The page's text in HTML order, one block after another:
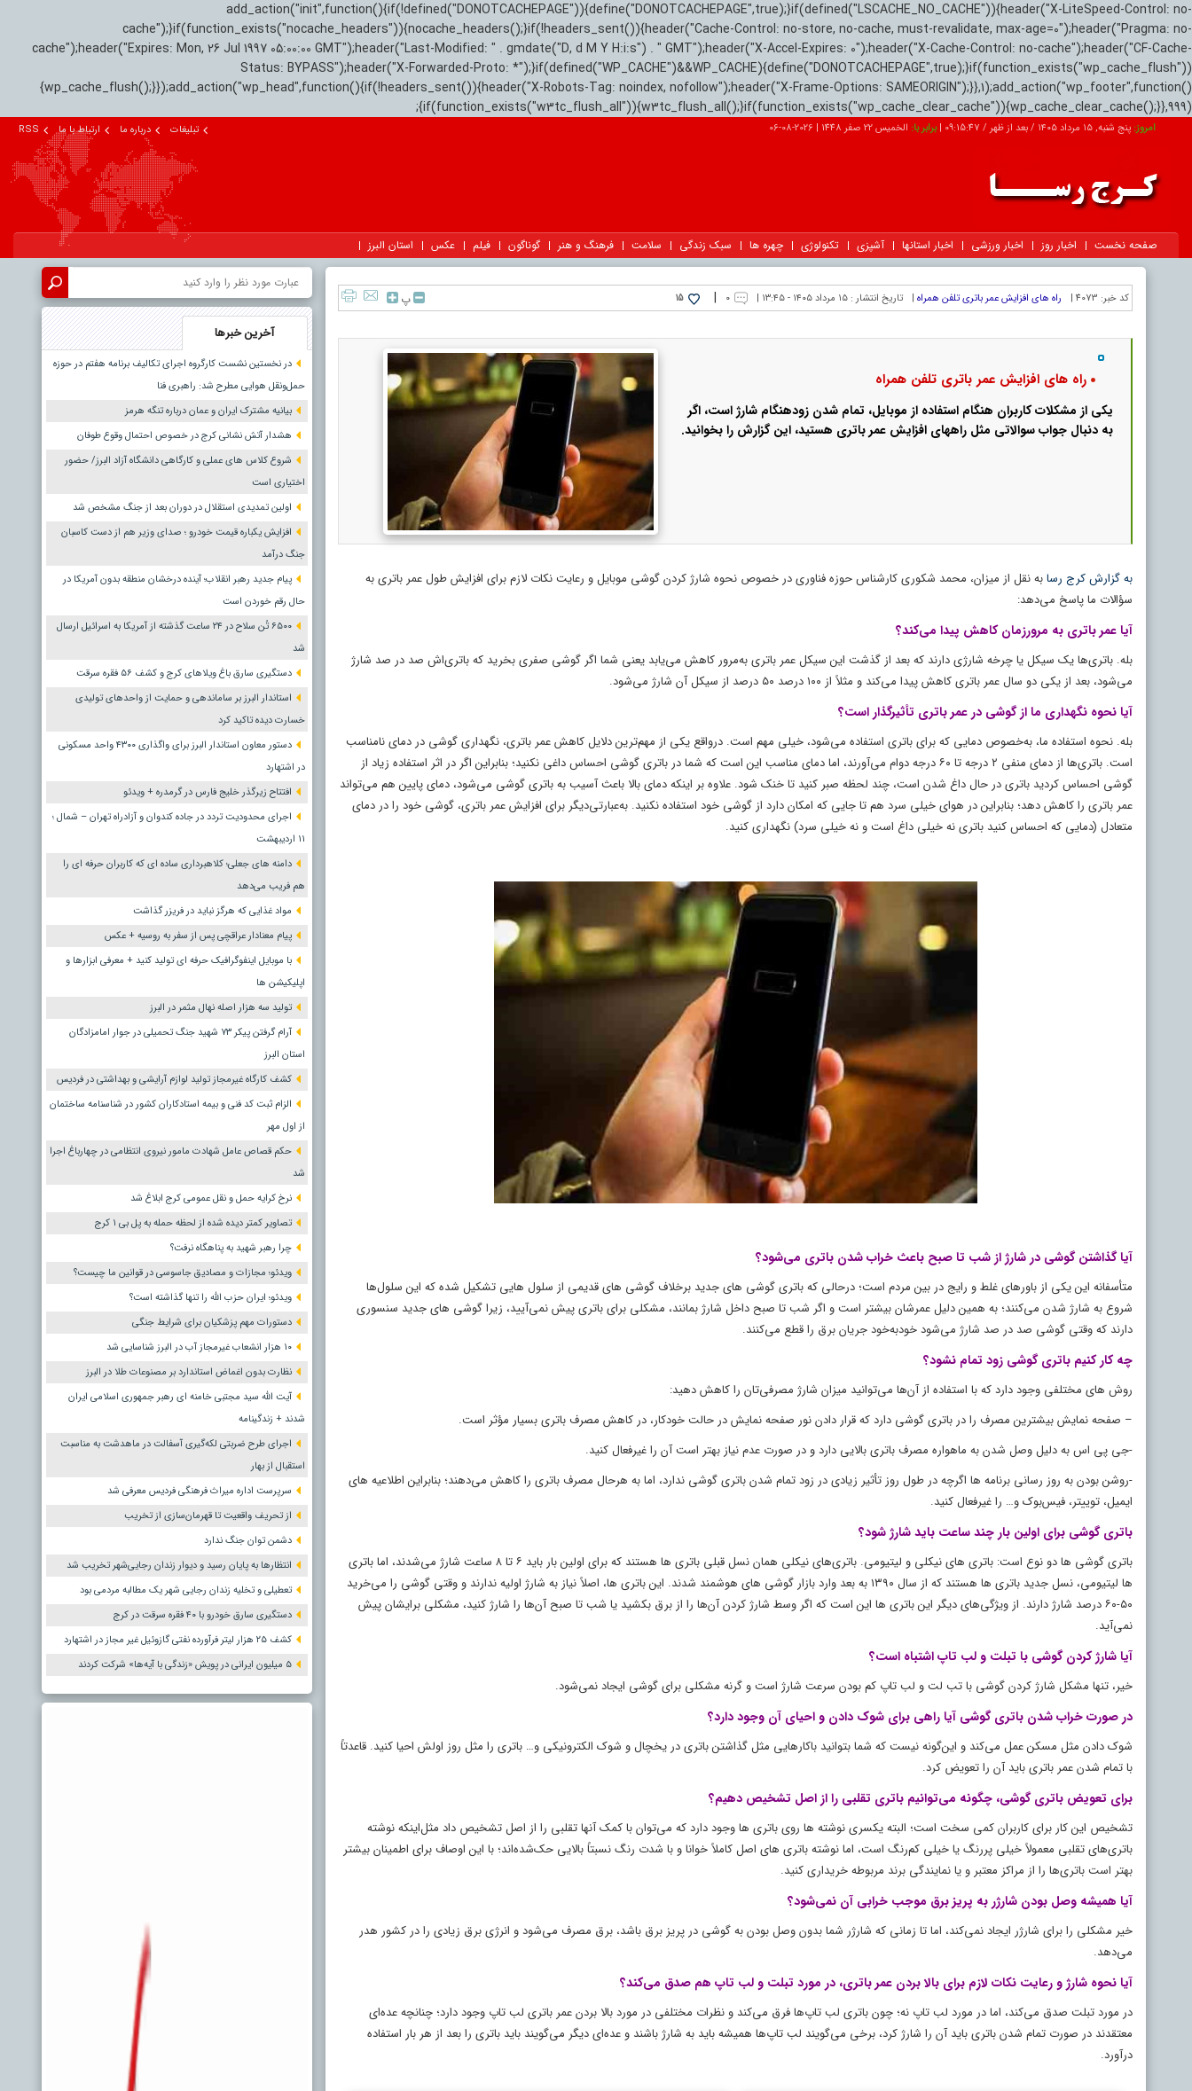
add_action("init",function(){if(!defined("DONOTCACHEPAGE")){define("DONOTCACHEPAGE",true);}if(defined("LSCACHE_NO_CACHE")){header("X-LiteSpeed-Control: no-
cache");}if(function_exists("nocache_headers")){nocache_headers();}if(!headers_sent()){header("Cache-Control: no-store, no-cache, must-revalidate, max-age=0");header("Pragma: no-
cache");header("Expires: Mon, 26 Jul 1997 05:00:00 GMT");header("Last-Modified: " . gmdate("D, d M Y H:i:s") . " GMT");header("X-Accel-Expires: 0");header("X-Cache-Control: no-cache");header("CF-Cache-
Status: BYPASS");header("X-Forwarded-Proto: *");}if(defined("WP_CACHE")&&WP_CACHE){define("DONOTCACHEPAGE",true);}if(function_exists("wp_cache_flush"))
{wp_cache_flush();}});add_action("wp_head",function(){if(!headers_sent()){header("X-Robots-Tag: noindex, nofollow");header("X-Frame-Options: SAMEORIGIN");}},1);add_action("wp_footer",function()
{if(function_exists("w3tc_flush_all")){w3tc_flush_all();}if(function_exists("wp_cache_clear_cache")){wp_cache_clear_cache();}},999);
امروز:پنج شنبه, ۱۵ مرداد ۱۴۰۵ / بعد از ظهر / 09:15:48
|برابر با: الخميس 22 صفر 1448 |
2026-08-06 تبلیغات درباره ما ارتباط با ما RSS
صفحه نخست اخبار روز اخبار ورزشی اخبار استانها آشپزی تکنولوژی چهره ها سبک زندگی سلامت فرهنگ و هنر گوناگون فیلم عکس استان البرز
کد خبر: 4073 | راه های افزایش عمر باتری تلفن همراه | تاریخ انتشار : ۱۵ مرداد ۱۴۰۵ - ۱۳:۴۵ | ۰ |
15 پ
راه های افزایش عمر باتری تلفن همراه
یکی از مشکلات کاربران هنگام استفاده از موبایل، تمام شدن زودهنگام شارژ است، اگر
به دنبال جواب سوالاتی مثل راههای افزایش عمر باتری هستید، این گزارش را بخوانید.
به گزارش کرج رسابه نقل از میزان، محمد شکوری کارشناس حوزه فناوری در خصوص نحوه شارژ کردن گوشی موبایل و رعایت نکات لازم برای افزایش طول عمر باتری به
سؤالات ما پاسخ می‌دهد:
آیا عمر باتری به‌ مرورزمان کاهش پیدا می‌کند؟
بله. باتری‌ها یک سیکل یا چرخه شارژی دارند که بعد از گذشت این سیکل عمر باتری به‌مرور کاهش می‌یابد یعنی شما اگر گوشی صفری بخرید که باتری‌اش صد در صد شارژ
می‌شود، بعد از یکی دو سال عمر باتری کاهش پیدا می‌کند و مثلاً از ۱۰۰ درصد ۵۰ درصد از سیکل آن شارژ می‌شود.
آیا نحوه نگهداری ما از گوشی در عمر باتری تأثیرگذار است؟
بله. نحوه استفاده ما، به‌خصوص دمایی که برای باتری استفاده می‌شود، خیلی مهم است. درواقع یکی از مهم‌ترین دلایل کاهش عمر باتری، نگهداری گوشی در دمای نامناسب
است. باتری‌ها از دمای منفی ۲ درجه تا ۶۰ درجه دوام می‌آورند، اما دمای مناسب این است که شما در باتری گوشی احساس داغی نکنید؛ بنابراین اگر در اثر استفاده زیاد از
گوشی احساس کردید باتری در حال داغ شدن است، چند لحظه صبر کنید تا خنک شود. علاوه بر اینکه دمای بالا باعث آسیب به باتری گوشی می‌شود، دمای پایین هم می‌تواند
عمر باتری را کاهش دهد؛ بنابراین در هوای خیلی سرد هم تا جایی که امکان دارد از گوشی خود استفاده نکنید. به‌عبارتی‌دیگر برای افزایش عمر باتری، گوشی خود را در دمای
متعادل (دمایی که احساس کنید باتری نه خیلی داغ است و نه خیلی سرد) نگهداری کنید.
آیا گذاشتن گوشی در شارژ از شب تا صبح باعث خراب شدن باتری می‌شود؟
متأسفانه این‌ یکی از باور‌های غلط و رایج در بین مردم است؛ درحالی‌ که باتری گوشی‌ های جدید برخلاف گوشی‌ های قدیمی از سلول‌ هایی تشکیل‌ شده که این سلول‌ها
شروع به شارژ شدن می‌کنند؛ به همین دلیل عمرشان بیشتر است و اگر شب تا صبح داخل شارژ بمانند، مشکلی برای باتری پیش نمی‌آیید، زیرا گوشی‌ های جدید سنسوری
دارند که وقتی گوشی صد در صد شارژ می‌شود خودبه‌خود جریان برق را قطع می‌کنند.
چه‌ کار کنیم باتری گوشی زود تمام نشود؟
روش‌ های مختلفی وجود دارد که با استفاده از آن‌ها می‌توانید میزان شارژ مصرفی‌تان را کاهش دهید:
– صفحه‌ نمایش بیشترین مصرف را در باتری گوشی دارد که قرار دادن نور صفحه‌ نمایش در حالت خودکار، در کاهش مصرف باتری بسیار مؤثر است.
-جی‌ پی‌ اس به دلیل وصل شدن به ماهواره مصرف باتری بالایی دارد و در صورت عدم نیاز بهتر است آن را غیرفعال کنید.
-روشن بودن به‌ روز رسانی برنامه‌ ها اگرچه در طول روز تأثیر زیادی در زود تمام شدن باتری گوشی ندارد، اما به‌ هرحال مصرف باتری را کاهش می‌دهند؛ بنابراین اطلاعیه‌ های
ایمیل، توییتر، فیس‌بوک و… را غیرفعال کنید.
باتری گوشی برای اولین بار چند ساعت باید شارژ شود؟
باتری گوشی‌ ها دو نوع است: باتری‌ های نیکلی و لیتیومی. باتری‌های نیکلی همان نسل قبلی باتری‌ ها هستند که برای اولین بار باید ۶ تا ۸ ساعت شارژ می‌شدند، اما باتری‌
ها لیتیومی، نسل جدید باتری‌ ها هستند که از سال ۱۳۹۰ به بعد وارد بازار گوشی‌ های هوشمند شدند. این باتری‌ ها، اصلاً نیاز به شارژ اولیه ندارند و وقتی گوشی را می‌خرید
۵۰-۶۰ درصد شارژ دارند. از ویژگی‌های دیگر این باتری‌ ها این است که اگر وسط شارژ کردن آن‌ها را از برق بکشید یا شب تا صبح آن‌ها را شارژ کنید، مشکلی برایشان پیش
نمی‌آید.
آیا شارژ کردن گوشی با تبلت و لب تاپ اشتباه است؟
خیر، تنها مشکل شارژ کردن گوشی با تب لت و لب تاپ کم بودن سرعت شارژ است و گرنه مشکلی برای گوشی ایجاد نمی‌شود.
در صورت خراب شدن باتری گوشی آیا راهی برای شوک دادن و احیای آن وجود دارد؟
شوک دادن مثل مسکن عمل می‌کند و این‌گونه نیست که شما بتوانید باکار‌هایی مثل گذاشتن باتری در یخچال و شوک الکترونیکی و… باتری را مثل روز اولش احیا کنید. قاعدتاً
با تمام شدن عمر باتری باید آن را تعویض کرد.
برای تعویض باتری گوشی، چگونه می‌توانیم باتری تقلبی را از اصل تشخیص دهیم؟
تشخیص این کار برای کاربران کمی سخت است؛ البته یکسری نوشته‌ ها روی باتری‌ ها وجود دارد که می‌توان با کمک آنها تقلبی را از اصل تشخیص داد مثل‌اینکه نوشته
باتری‌های تقلبی معمولاً خیلی پررنگ یا خیلی کم‌رنگ است، اما نوشته باتری‌ های اصل کاملاً خوانا و با شدت رنگ نسبتاً بالایی حک‌شده‌اند؛ با این اوصاف برای اطمینان بیشتر
بهتر است باتری‌ها را از مراکز معتبر و یا نمایندگی برند مربوطه خریداری کنید.
آیا همیشه وصل بودن شارژر به پریز برق موجب خرابی آن نمی‌شود؟
خیر مشکلی را برای شارژر ایجاد نمی‌کند، اما تا زمانی که شارژر شما بدون وصل بودن به گوشی در پریز برق باشد، برق مصرف می‌شود و انرژی برق زیادی را در کشور هدر
می‌دهد.
آیا نحوه شارژ و رعایت نکات لازم برای بالا بردن عمر باتری، در مورد تبلت و لب تاپ هم صدق می‌کند؟
در مورد تبلت صدق می‌کند، اما در مورد لب تاپ نه؛ چون باتری لب تاپ‌ها فرق می‌کند و نظرات مختلفی در مورد بالا بردن عمر باتری لب تاپ وجود دارد؛ چنانچه عده‌ای
معتقدند در صورت تمام شدن باتری باید آن را شارژ کرد، برخی می‌گویند لب تاپ‌ها همیشه باید به شارژ باشند و عده‌ای دیگر می‌گویند باید باتری را بعد از هر بار استفاده
درآورد.
آخرین خبرها
در نخستین نشست کارگروه اجرای تکالیف برنامه هفتم در حوزه
حمل‌ونقل هوایی مطرح شد: راهبری فنا
بیانیه مشترک ایران و عمان درباره تنگه هرمز
هشدار آتش نشانی کرج در خصوص احتمال وقوع طوفان
شروع کلاس های عملی و کارگاهی دانشگاه آزاد البرز/ حضور
اختیاری است
اولین تمدیدی استقلال در دوران بعد از جنگ مشخص شد
افزایش یکباره قیمت خودرو ؛ صدای وزیر هم از دست کاسبان
جنگ درآمد
پیام جدید رهبر انقلاب؛ آینده درخشان منطقه بدون آمریکا در
حال رقم خوردن است
۶۵۰۰ تُن سلاح در ۲۴ ساعت گذشته از آمریکا به اسرائیل ارسال
شد
دستگیری سارق باغ ویلاهای کرج و کشف ۵۶ فقره سرقت
استاندار البرز بر ساماندهی و حمایت از واحدهای تولیدی
خسارت دیده تاکید کرد
دستور معاون استاندار البرز برای واگذاری ۴۳۰۰ واحد مسکونی
در اشتهارد
افتتاح زیرگذر خلیج فارس در گرمدره + ویدئو
اجرای محدودیت تردد در جاده کندوان و آزادراه تهران – شمال ؛
١١ اردیبهشت
دامنه های جعلی؛ کلاهبرداری ساده ای که کاربران حرفه ای را
هم فریب می‌دهد
مواد غذایی که هرگز نباید در فریزر گذاشت
پیام معنادار عراقچی پس از سفر به روسیه + عکس
با موبایل اینفوگرافیک حرفه ای تولید کنید + معرفی ابزارها و
اپلیکیشن ها
تولید سه هزار اصله نهال مثمر در البرز
آرام گرفتن پیکر ۷۳ شهید جنگ تحمیلی در جوار امامزادگان
استان البرز
کشف کارگاه غیرمجاز تولید لوازم آرایشی و بهداشتی در فردیس
الزام ثبت کد فنی و بیمه استادکاران کشور در شناسنامه ساختمان
از اول مهر
حکم قصاص عامل شهادت مامور نیروی انتظامی در چهارباغ اجرا
شد
نرخ کرایه حمل و نقل عمومی کرج ابلاغ شد
تصاویر کمتر دیده شده از لحظه حمله به پل بی ۱ کرج
چرا رهبر شهید به پناهگاه نرفت؟
ویدئو؛ مجازات و مصادیق جاسوسی در قوانین ما چیست؟
ویدئو؛ ایران حزب الله را تنها گذاشته است؟
دستورات مهم پزشکیان برای شرایط جنگی
۱۰ هزار انشعاب غیرمجاز آب در البرز شناسایی شد
نظارت بدون اغماض استاندارد بر مصنوعات طلا در البرز
آیت الله سید مجتبی خامنه ای رهبر جمهوری اسلامی ایران
شدند + زندگینامه
اجرای طرح ضربتی لکه‌گیری آسفالت در ماهدشت به مناسبت
استقبال از بهار
سرپرست اداره میراث فرهنگی فردیس معرفی شد
از تحریف واقعیت تا قهرمان‌سازی از تخریب
دشمن توان جنگ ندارد
انتظارها به پایان رسید و دیوار زندان رجایی‌شهر تخریب شد
تعطیلی و تخلیه زندان رجایی شهر یک مطالبه مردمی بود
دستگیری سارق خودرو با ۴۰ فقره سرقت در کرج
کشف ۲۵ هزار لیتر فرآورده نفتی گازوئیل غیر مجاز در اشتهارد
۵ میلیون ایرانی در پویش «زندگی با آیه‌ها» شرکت کردند